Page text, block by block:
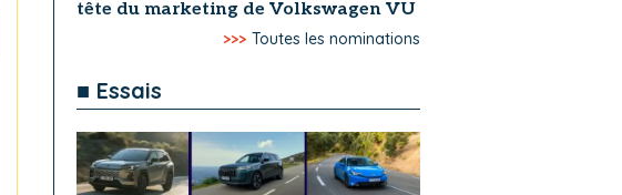
tête du marketing de Volkswagen VU
>>> Toutes les nominations
■ Essais